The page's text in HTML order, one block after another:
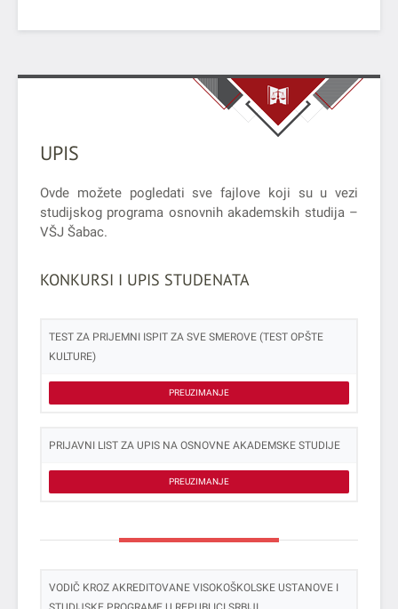
UPIS
Ovde možete pogledati sve fajlove koji su u vezi
studijskog programa osnovnih akademskih studija –
VŠJ Šabac.
KONKURSI I UPIS STUDENATA
TEST ZA PRIJEMNI ISPIT ZA SVE SMEROVE (TEST OPŠTE
KULTURE)
PREUZIMANJE
PRIJAVNI LIST ZA UPIS NA OSNOVNE AKADEMSKE STUDIJE
PREUZIMANJE
VODIČ KROZ AKREDITOVANE VISOKOŠKOLSKE USTANOVE I